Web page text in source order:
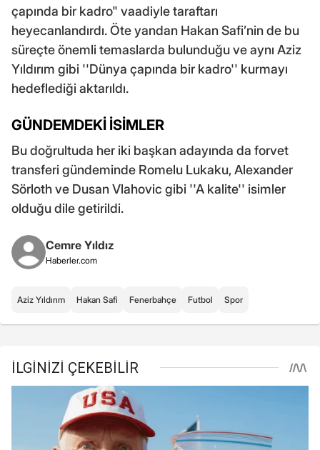
çapında bir kadro" vaadiyle taraftarı
heyecanlandırdı. Öte yandan Hakan Safi’nin de bu
süreçte önemli temaslarda bulunduğu ve aynı Aziz
Yıldırım gibi ''Dünya çapında bir kadro'' kurmayı
hedeflediği aktarıldı.
GÜNDEMDEKİ İSİMLER
Bu doğrultuda her iki başkan adayında da forvet
transferi gündeminde Romelu Lukaku, Alexander
Sörloth ve Dusan Vlahovic gibi ''A kalite'' isimler
olduğu dile getirildi.
Cemre Yıldız
Haberler.com
Aziz Yıldırım Hakan Safi Fenerbahçe Futbol Spor